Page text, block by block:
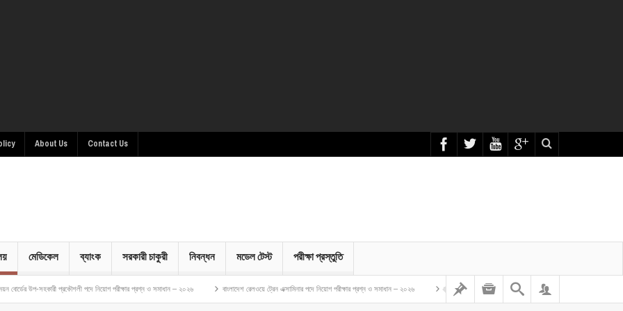
About Us Contact Us
মেডিকেল ব্যাংক সরকারী চাকুরী নিবন্ধন মডেল টেস্ট পরীক্ষা প্রস্তুতি
প্রকৌশলী পদে নিয়োগ পরীক্ষার প্রশ্ন ও সমাধান – ২০২৬ বাংলাদেশ রেলওয়ে ট্রেন এক্সামিনার পদে নিয়োগ পরীক্ষার প্রশ্ন ও সমাধান – ২০২৬ বাংলাদেশ গম ও ভুট্টা গবেষণা ইনস্টিটিউট এর অফিস সহকারী কাম কম্পিউটার মুদ্রাক্ষরিক